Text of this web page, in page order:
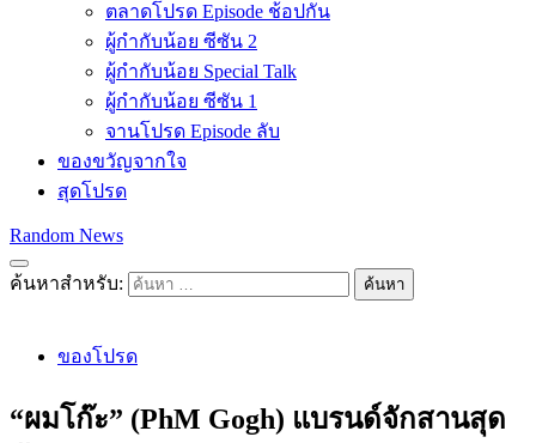
ตลาดโปรด Episode ช้อปกัน
ผู้กำกับน้อย ซีซัน 2
ผู้กำกับน้อย Special Talk
ผู้กำกับน้อย ซีซัน 1
จานโปรด Episode ลับ
ของขวัญจากใจ
สุดโปรด
Random News
ค้นหาสำหรับ:
ของโปรด
“ผมโก๊ะ” (PhM Gogh) แบรนด์จักสานสุด